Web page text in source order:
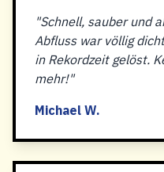
"Schnell, sauber und
Abfluss war völlig
in Rekordzeit gelöst.
mehr!"
Michael W.